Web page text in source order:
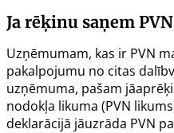
Ja rēķinu saņem
Uzņēmumam, kas ir PVN
pakalpojumu no citas
uzņēmuma, pašam
nodokļa likuma (PVN
deklarācijā jāuzrāda PVN